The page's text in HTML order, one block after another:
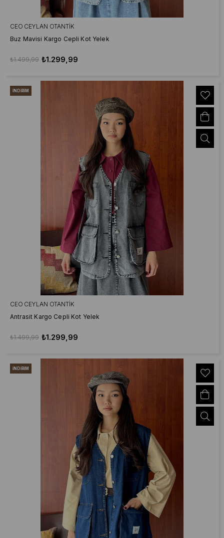
CEO CEYLAN OTANTIK
Buz Mavisi Kargo Cepli Kot Yelek
₺1.299,99
₺1.499,99
CEO CEYLAN OTANTIK
Antrasit Kargo Cepli Kot Yelek
₺1.299,99
₺1.499,99
İNDIRIM
İNDIRIM